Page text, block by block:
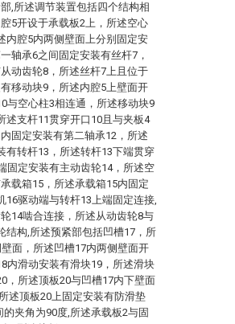
,所述调节装置包括四个结构相
5开设于承载板2上，所述空心
内腔5内两侧壁面上分别固定安
轴承6之间固定安装有丝杆7，
动齿轮8，所述丝杆7上且位于
移动块9，所述内腔5上壁面开
与空心柱3相连通，所述移动块9
述支杆11贯穿开口10且与夹板4
固定安装有第二轴承12，所述
有转杆13，所述转杆13下端贯穿
固定安装有主动齿轮14，所述空
载箱15，所述承载箱15内固定
16驱动端与转杆13上端固定连接,
14啮合连接，所述从动齿轮8与
结构,所述预紧部包括凹槽17，所
面，所述凹槽17内两侧壁面开
内滑动安装有滑块19，所述滑块
，所述顶板20与凹槽17内下壁面
述顶板20上固定安装有防滑垫
夹角为90度,所述承载板2与固